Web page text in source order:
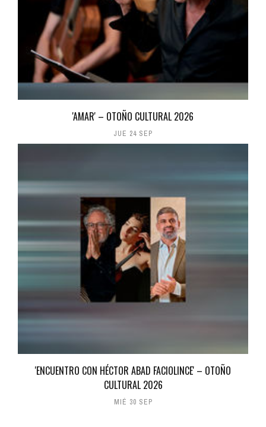
'AMAR' – OTOÑO CULTURAL 2026
JUE 24 SEP
'ENCUENTRO CON HÉCTOR ABAD FACIOLINCE' – OTOÑO
CULTURAL 2026
MIÉ 30 SEP